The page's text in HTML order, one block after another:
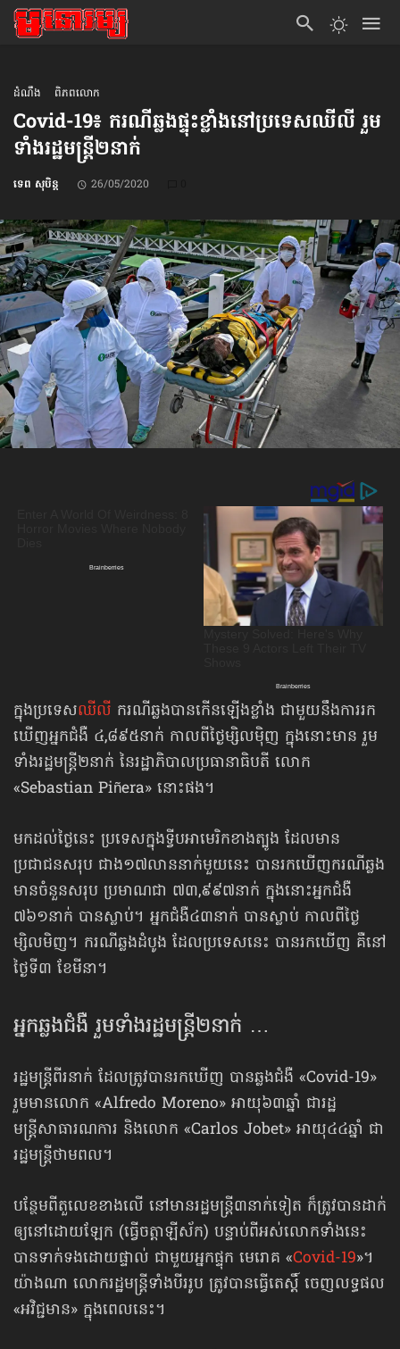
ដំណឹង ពិភពលោក
Covid-19៖ ករណីឆ្លង​ផ្ទុះខ្លាំង​នៅ​​ប្រទេស​ឈីលី រួម
ទាំងរដ្ឋមន្ត្រី២នាក់
ទេព សុបិន្ត 26/05/2020
ក្នុងប្រទេសឈីលី ករណីឆ្លងបានកើនឡើងខ្លាំង ជាមួយនឹង​ការរក
ឃើញ​អ្នកជំងឺ ៤,៨៩៥​នាក់ កាលពីថ្ងៃម្សិលម៉ិញ ក្នុងនោះមាន រួម
ទាំងរដ្ឋមន្ត្រី២នាក់ នៃរដ្ឋាភិបាល​ប្រធានាធិបតី លោក
«Sebastian Piñera» នោះផង។
មកដល់ថ្ងៃនេះ ប្រទេស​ក្នុងទ្វីបអាមេរិក​ខាងត្បូង ដែលមាន
ប្រជាជនសរុប ជាង១៧លាន​នាក់​មួយនេះ បានរកឃើញករណីឆ្លង
មានចំនួនសរុប ប្រមាណជា ៧៣,៩៩៧នាក់ ក្នុងនោះ​អ្នកជំងឺ
៧៦១នាក់ បានស្លាប់។ អ្នកជំងឺ៤៣នាក់ បានស្លាប់ កាលពីថ្ងៃ
ម្សិលមិញ។ ករណីឆ្លងដំបូង ដែលប្រទេសនេះ បានរកឃើញ គឺនៅ
ថ្ងៃទី៣ ខែមីនា។
អ្នកឆ្លងជំងឺ រួមទាំងរដ្ឋមន្ត្រី២នាក់ …
រដ្ឋមន្ត្រីពីរនាក់ ដែលត្រូវបានរកឃើញ បានឆ្លងជំងឺ «Covid-19»
រួមមានលោក «Alfredo Moreno» អាយុ៦៣ឆ្នាំ ជារដ្ឋ
មន្ត្រីសាធារណការ និងលោក «Carlos Jobet» អាយុ៤៤ឆ្នាំ ជា
រដ្ឋមន្ត្រីថាមពល។
បន្ថែមពីតួលេខខាងលើ នៅមានរដ្ឋមន្ត្រី៣នាក់ទៀត ក៏ត្រូវបានដាក់
ឲ្យនៅដោយឡែក (ធ្វើចត្តាឡីស័ក) បន្ទាប់ពីអស់លោកទាំងនេះ
បានទាក់ទងដោយផ្ទាល់ ជាមួយអ្នកផ្ទុក មេរោគ «Covid-19»។
យ៉ាងណា លោករដ្ឋមន្ត្រីទាំងបីររូប ត្រូវបានធ្វើតេស្ដិ៍ ចេញលទ្ធផល​
«អវិជ្ជមាន» ក្នុងពេលនេះ។